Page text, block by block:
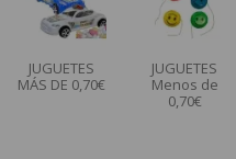
JUGUETES
MÁS DE 0,70€
JUGUETES
Menos de
0,70€